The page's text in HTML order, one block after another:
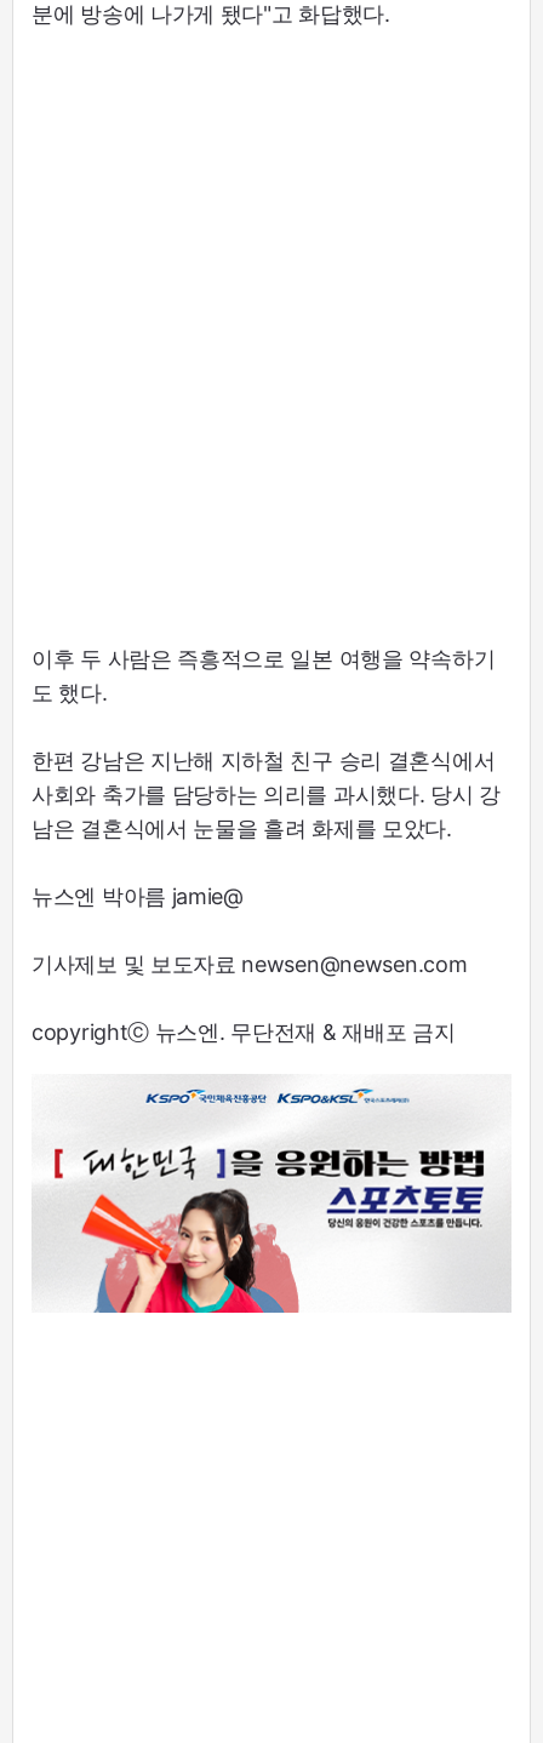
분에 방송에 나가게 됐다"고 화답했다.
이후 두 사람은 즉흥적으로 일본 여행을 약속하기
도 했다.
한편 강남은 지난해 지하철 친구 승리 결혼식에서
사회와 축가를 담당하는 의리를 과시했다. 당시 강
남은 결혼식에서 눈물을 흘려 화제를 모았다.
뉴스엔 박아름 jamie@
기사제보 및 보도자료 newsen@newsen.com
copyrightⓒ 뉴스엔. 무단전재 & 재배포 금지